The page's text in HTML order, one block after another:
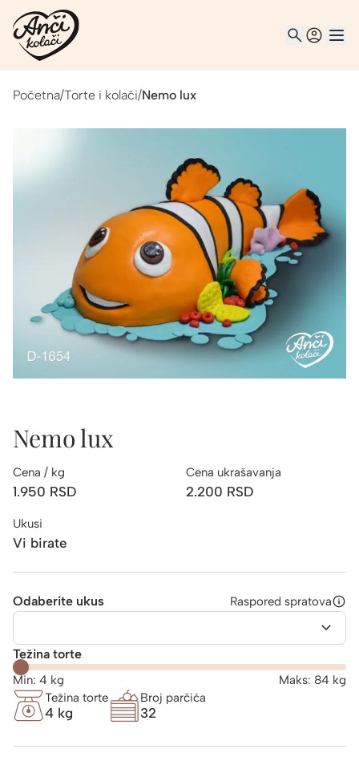
Početna/Torte i kolači/Nemo lux
Nemo lux
Cena / kg
1.950 RSD
Cena ukrašavanja
2.200 RSD
Ukusi
Vi birate
Odaberite ukus Raspored spratova
Težina torte
Min: 4 kg Maks: 84 kg
Težina torte
4 kg
Broj parčića
32